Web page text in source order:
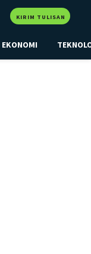
KIRIM TULISAN
EKONOMI